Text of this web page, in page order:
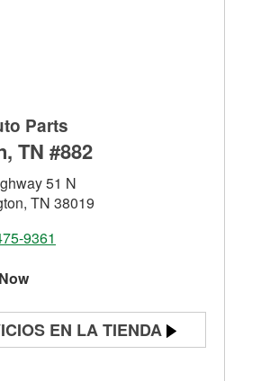
Parts
TN #882
51 N
TN 38019
9361
EN LA TIENDA